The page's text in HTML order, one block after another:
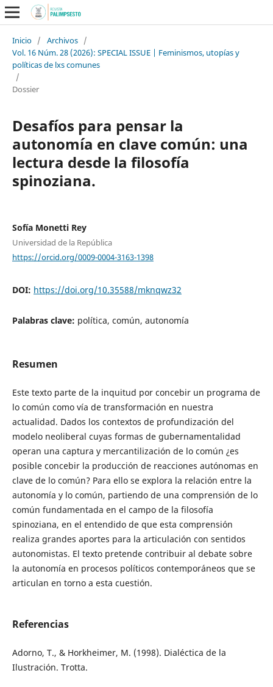
Inicio / Archivos /
Vol. 16 Núm. 28 (2026): SPECIAL ISSUE | Feminismos, utopías y
políticas de lxs comunes
/
Dossier
Desafíos para pensar la
autonomía en clave común: una
lectura desde la filosofía
spinoziana.
Sofía Monetti Rey
Universidad de la República
https://orcid.org/0009-0004-3163-1398
DOI: https://doi.org/10.35588/mknqwz32
Palabras clave: política, común, autonomía
Resumen
Este texto parte de la inquitud por concebir un programa de
lo común como vía de transformación en nuestra
actualidad. Dados los contextos de profundización del
modelo neoliberal cuyas formas de gubernamentalidad
operan una captura y mercantilización de lo común ¿es
posible concebir la producción de reacciones autónomas en
clave de lo común? Para ello se explora la relación entre la
autonomía y lo común, partiendo de una comprensión de lo
común fundamentada en el campo de la filosofía
spinoziana, en el entendido de que esta comprensión
realiza grandes aportes para la articulación con sentidos
autonomistas. El texto pretende contribuir al debate sobre
la autonomía en procesos políticos contemporáneos que se
articulan en torno a esta cuestión.
Referencias
Adorno, T., & Horkheimer, M. (1998). Dialéctica de la
Ilustración. Trotta.